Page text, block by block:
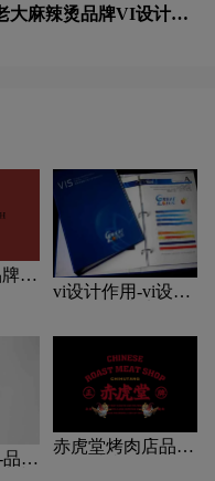
大麻辣烫品牌VI设计赏
VI
vi设计作用-vi设计
牌
赤虎堂烤肉店品牌